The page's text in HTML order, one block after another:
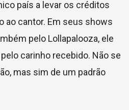
país a levar os créditos
ao cantor. Em seus shows
pelo Lollapalooza, ele
carinho recebido. Não se
mas sim de um padrão